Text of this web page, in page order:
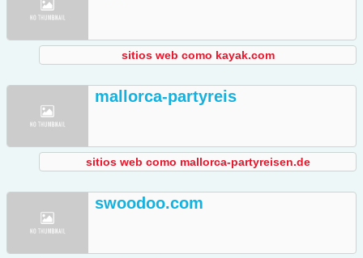
sitios web como kayak.com
mallorca-partyreis
sitios web como mallorca-partyreisen.de
swoodoo.com